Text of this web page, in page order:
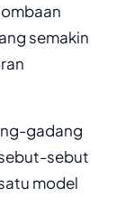
semakin
gadang
sebut
model